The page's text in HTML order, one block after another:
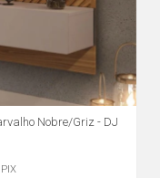
Nobre/Griz - DJ